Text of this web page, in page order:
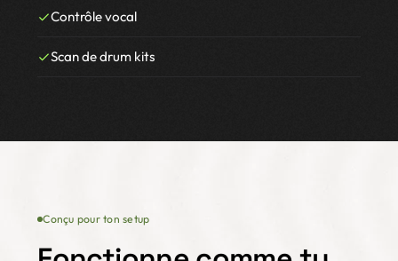
Contrôle vocal
Scan de drum kits
Conçu pour ton setup